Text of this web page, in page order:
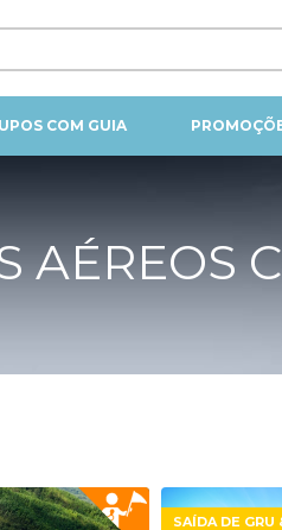
COM GUIA
AÉREOS
SAÍDA DE GRU